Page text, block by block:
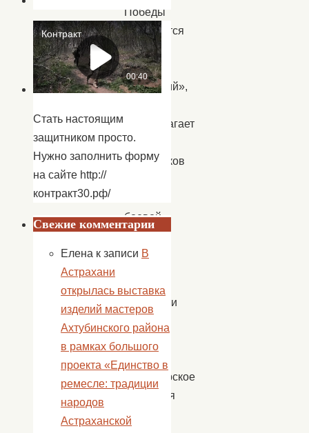
Победы
проводится
акция
«Память
поколений»,
предполагает
уборку
памятников
боевой
славы.
работники
Дома
волонтерское
движения
«Ритм»
Стать настоящим
защитником просто.
Нужно заполнить форму
на сайте http://
контракт30.рф/
Свежие комментарии
Елена к записи В
Астрахани
открылась выставка
изделий мастеров
Ахтубинского района
в рамках большого
проекта «Единство в
ремесле: традиции
народов
Астраханской